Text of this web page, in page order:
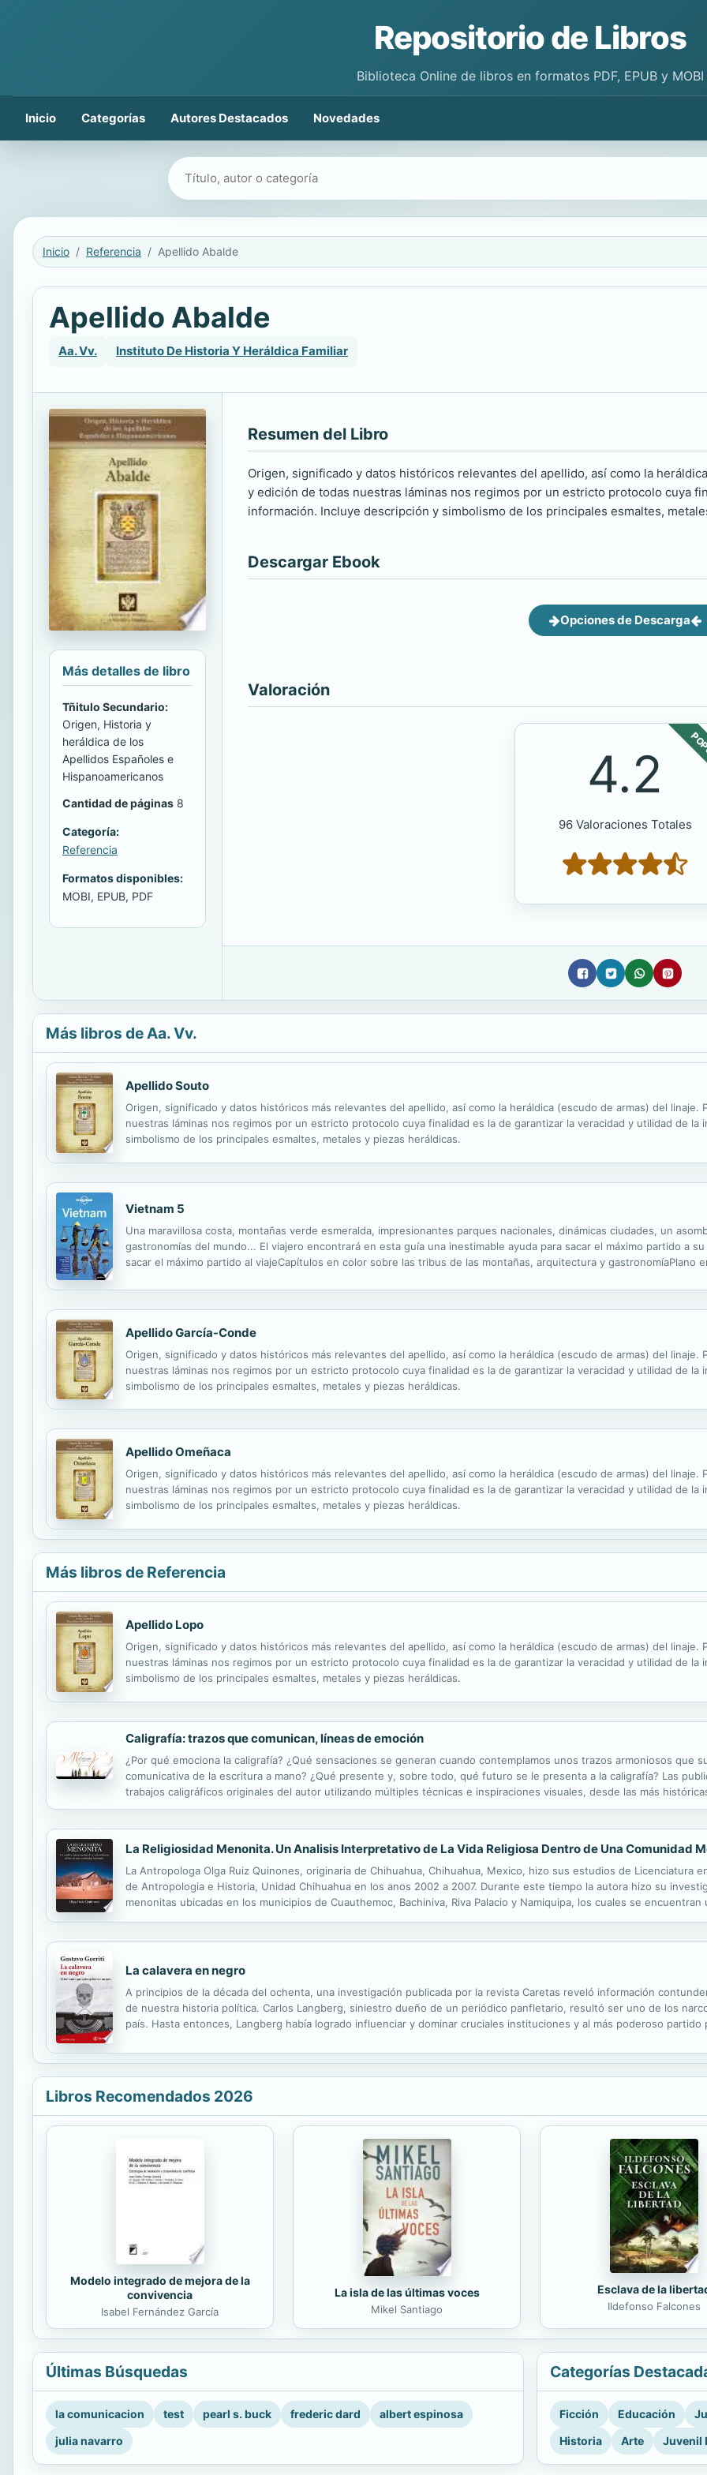
Repositorio de Libros
Biblioteca Online de libros en formatos PDF, EPUB y MOBI
Inicio Categorías Autores Destacados Novedades
Buscar libros
Inicio Referencia Apellido Abalde
Apellido Abalde
Aa. Vv. Instituto De Historia Y Heráldica Familiar
Más detalles de libro
Tñitulo Secundario:
Origen, Historia y
heráldica de los
Apellidos Españoles e
Hispanoamericanos
Cantidad de páginas 8
Categoría:
Referencia
Formatos disponibles:
MOBI, EPUB, PDF
Resumen del Libro
Origen, significado y datos históricos relevantes del apellido, así como la
y edición de todas nuestras láminas nos regimos por un estricto protocolo cuya
información. Incluye descripción y simbolismo de los principales esmaltes,
Descargar Ebook
Opciones de Descarga
Valoración
4.2
96 Valoraciones Totales
Más libros de Aa. Vv.
Apellido Souto
Origen, significado y datos históricos más relevantes del apellido, así como la heráldica (escudo de armas) del linaje.
nuestras láminas nos regimos por un estricto protocolo cuya finalidad es la de garantizar la veracidad y utilidad de la
simbolismo de los principales esmaltes, metales y piezas heráldicas.
Vietnam 5
Una maravillosa costa, montañas verde esmeralda, impresionantes parques nacionales, dinámicas ciudades, un
gastronomías del mundo... El viajero encontrará en esta guía una inestimable ayuda para sacar el máximo partido a
sacar el máximo partido al viajeCapítulos en color sobre las tribus de las montañas, arquitectura y gastronomíaPlano
Apellido García-Conde
Origen, significado y datos históricos más relevantes del apellido, así como la heráldica (escudo de armas) del linaje.
nuestras láminas nos regimos por un estricto protocolo cuya finalidad es la de garantizar la veracidad y utilidad de la
simbolismo de los principales esmaltes, metales y piezas heráldicas.
Apellido Omeñaca
Origen, significado y datos históricos más relevantes del apellido, así como la heráldica (escudo de armas) del linaje.
nuestras láminas nos regimos por un estricto protocolo cuya finalidad es la de garantizar la veracidad y utilidad de la
simbolismo de los principales esmaltes, metales y piezas heráldicas.
Más libros de Referencia
Apellido Lopo
Origen, significado y datos históricos más relevantes del apellido, así como la heráldica (escudo de armas) del linaje.
nuestras láminas nos regimos por un estricto protocolo cuya finalidad es la de garantizar la veracidad y utilidad de la
simbolismo de los principales esmaltes, metales y piezas heráldicas.
Caligrafía: trazos que comunican, líneas de emoción
¿Por qué emociona la caligrafía? ¿Qué sensaciones se generan cuando contemplamos unos trazos armoniosos que
comunicativa de la escritura a mano? ¿Qué presente y, sobre todo, qué futuro se le presenta a la caligrafía? Las
trabajos caligráficos originales del autor utilizando múltiples técnicas e inspiraciones visuales, desde las más
equilibrio entre la teoría y la práctica, entre la formalidad y la creatividad. Diego Navarro Bonilla, profesor titular...
La Religiosidad Menonita. Un Analisis Interpretativo de La Vida Religiosa Dentro de Una Comunidad
La Antropologa Olga Ruiz Quinones, originaria de Chihuahua, Chihuahua, Mexico, hizo sus estudios de Licenciatura
de Antropologia e Historia, Unidad Chihuahua en los anos 2002 a 2007. Durante este tiempo la autora hizo su
menonitas ubicadas en los municipios de Cuauthemoc, Bachiniva, Riva Palacio y Namiquipa, los cuales se
La calavera en negro
A principios de la década del ochenta, una investigación publicada por la revista Caretas reveló información
de nuestra historia política. Carlos Langberg, siniestro dueño de un periódico panfletario, resultó ser uno de los
país. Hasta entonces, Langberg había logrado influenciar y dominar cruciales instituciones y al más poderoso
Libros Recomendados 2026
Modelo integrado de mejora de la
convivencia
Isabel Fernández García
La isla de las últimas voces
Mikel Santiago
Esclava de la
Ildefonso Falcones
Últimas Búsquedas
la comunicacion test pearl s. buck frederic dard
albert espinosa
julia navarro
Categorías
Ficción Educación
Historia
Arte Juvenil